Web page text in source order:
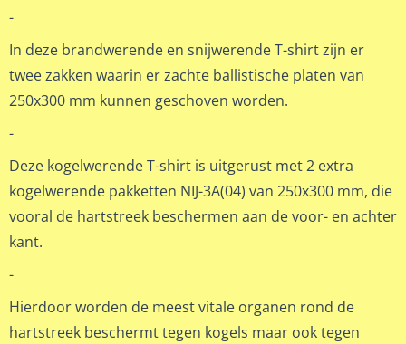
-
In deze brandwerende en snijwerende T-shirt zijn er
twee zakken waarin er zachte ballistische platen van
250x300 mm kunnen geschoven worden.
-
Deze kogelwerende T-shirt is uitgerust met 2 extra
kogelwerende pakketten NIJ-3A(04) van 250x300 mm, die
vooral de hartstreek beschermen aan de voor- en achter
kant.
-
Hierdoor worden de meest vitale organen rond de
hartstreek beschermt tegen kogels maar ook tegen